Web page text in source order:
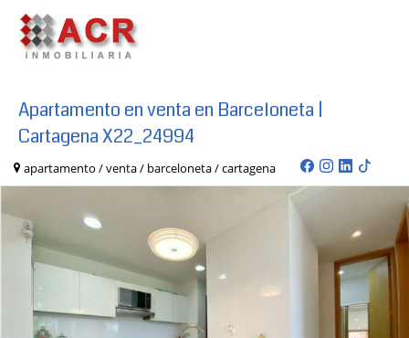
Apartamento en venta en Barceloneta |
Cartagena X22_24994
apartamento / venta / barceloneta / cartagena